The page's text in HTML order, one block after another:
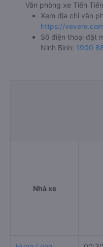
Văn phòng xe Tiến
Xem địa chỉ văn
https://
Số điện thoại đặt
Ninh Bình: 1900
Nhà xe